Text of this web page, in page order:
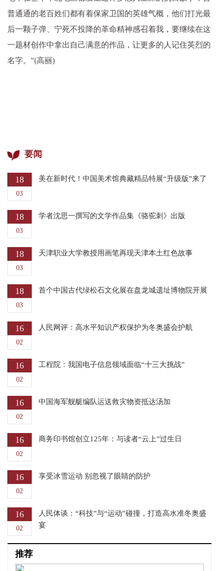
普通通的老百姓们都有着保家卫国的英雄气概，他们打光最
后一颗子弹、宁死不投降的革命精神感召着我，要继续在这
一题材创作中拿出自己满意的作品，让更多的人记住英烈的
名字。”(高丽)
要闻
18
03
美在新时代！中国美术馆典藏精品特展“升级版”来了
18
03
学者沈思一撰写的文学作品集《骆驼刺》出版
18
03
天津职业大学教授用画笔再现天津本土红色故事
18
03
首个中国古代绿松石文化展在盘龙城遗址博物院开展
16
02
人民网评：高水平知识产权保护为冬奥盛会护航
16
02
工程院：我国电子信息领域面临“十三大挑战”
16
02
中国海军舰艇编队运送救灾物资抵达汤加
16
02
商务印书馆创立125年：与读者“云上”过生日
16
02
享受冰雪运动 别忽视了眼睛的防护
16
02
人民体谈：“科技”与“运动”碰撞，打造高水准冬奥盛
宴
推荐